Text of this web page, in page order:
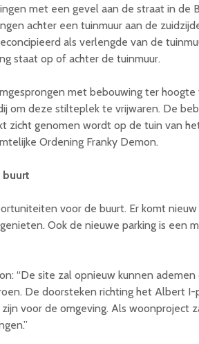
met een gevel aan de straat in de
achter een tuinmuur aan de
als verlengde van de
staat op of achter de tuinmuur.
met bebouwing ter
om deze stilteplek te vrijwaren. De
zicht genomen wordt op de tuin van
Ordening Franky Demon.
buurt
voor de buurt. Er komt
Ook de nieuwe parking is een
“De site zal opnieuw kunnen
De doorsteken richting het Albert
voor de omgeving. Als woonproject